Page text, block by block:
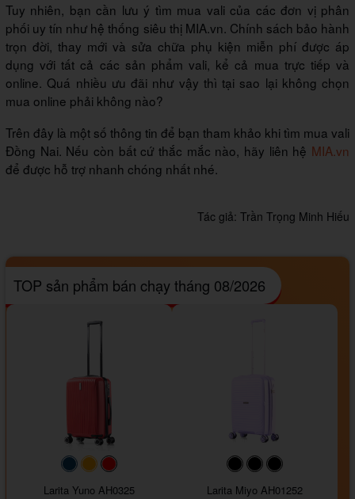
Tuy nhiên, bạn cần lưu ý tìm mua vali của các đơn vị phân
phối uy tín như hệ thống siêu thị MIA.vn. Chính sách bảo hành
trọn đời, thay mới và sửa chữa phụ kiện miễn phí được áp
dụng với tất cả các sản phẩm vali, kể cả mua trực tiếp và
online. Quá nhiều ưu đãi như vậy thì tại sao lại không chọn
mua online phải không nào?
Trên đây là một số thông tin để bạn tham khảo khi tìm mua vali
Đồng Nai. Nếu còn bất cứ thắc mắc nào, hãy liên hệ MIA.vn
để được hỗ trợ nhanh chóng nhất nhé.
Tác giả: Trần Trọng Minh Hiếu
TOP sản phẩm bán chạy tháng 08/2026
#093f69#ffa500
Larita Yuno AH0325
#000000#000000
Larita Miyo AH01252